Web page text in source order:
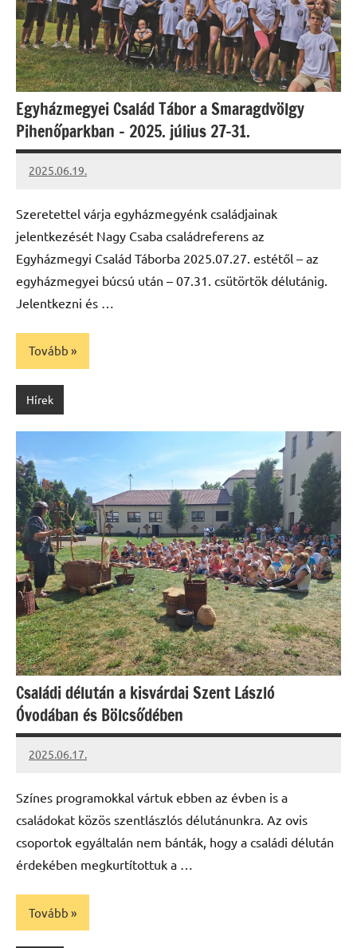
Egyházmegyei Család Tábor a Smaragdvölgy
Pihenőparkban – 2025. július 27-31.
2025.06.19.
Leiszt
Szeretettel várja egyházmegyénk családjainak
jelentkezését Nagy Csaba családreferens az
Egyházmegyi Család Táborba 2025.07.27. estétől – az
egyházmegyei búcsú után – 07.31. csütörtök délutánig.
Jelentkezni és …
Tovább
Hírek
Családi délután a kisvárdai Szent László
Óvodában és Bölcsődében
2025.06.17.
Leiszt
Színes programokkal vártuk ebben az évben is a
családokat közös szentlászlós délutánunkra. Az ovis
csoportok egyáltalán nem bánták, hogy a családi délután
érdekében megkurtítottuk a …
Tovább